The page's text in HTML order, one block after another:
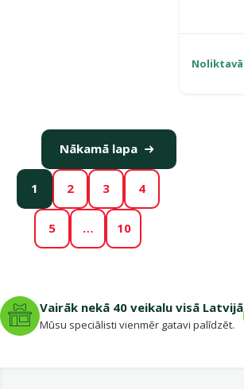
Noliktavā
1 2 3 4
5 … 10
Nākamā lapa
Vairāk nekā 40 veikalu visā Latvijā
Mūsu speciālisti vienmēr gatavi palīdzēt.